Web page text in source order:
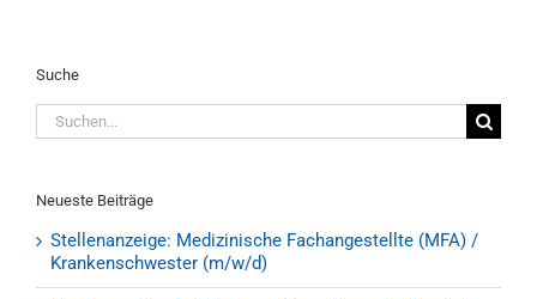
Suche
Suche
nach:
Neueste Beiträge
Stellenanzeige: Medizinische Fachangestellte (MFA) /
Krankenschwester (m/w/d)